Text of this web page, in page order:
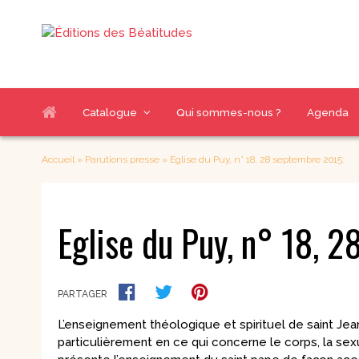
Catalogue
Nos sélections
Meilleures ventes
Index des auteurs
Notre catalogue
Thématiques livres
Eglise et sacrements
Enfants
Evangélisation et
Judaïsme
Renouveau
charismatique et
Communautés
Romans
Qui sommes-nous ? Agenda
Accueil» Parutions presse» Eglise du Puy, n° 18, 28 septembre 2015:
Eglise du Puy, n° 18,
PARTAGER
L’enseignement théologique et spirituel de saint
particulièrement en ce qui concerne le corps, la